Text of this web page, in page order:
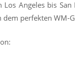
Los Angeles bis
dem perfekten WM-